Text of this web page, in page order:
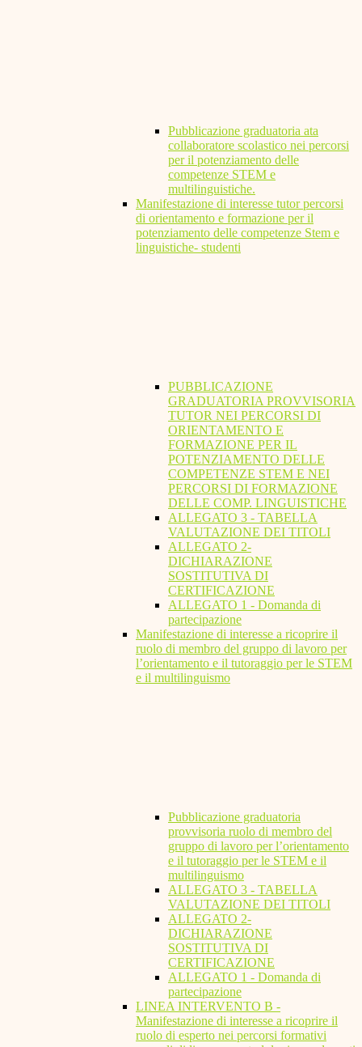
Pubblicazione graduatoria ata
collaboratore scolastico nei percorsi
per il potenziamento delle
competenze STEM e
multilinguistiche.
Manifestazione di interesse tutor percorsi
di orientamento e formazione per il
potenziamento delle competenze Stem e
linguistiche- studenti
PUBBLICAZIONE
GRADUATORIA PROVVISORIA
TUTOR NEI PERCORSI DI
ORIENTAMENTO E
FORMAZIONE PER IL
POTENZIAMENTO DELLE
COMPETENZE STEM E NEI
PERCORSI DI FORMAZIONE
DELLE COMP. LINGUISTICHE
ALLEGATO 3 - TABELLA
VALUTAZIONE DEI TITOLI
ALLEGATO 2-
DICHIARAZIONE
SOSTITUTIVA DI
CERTIFICAZIONE
ALLEGATO 1 - Domanda di
partecipazione
Manifestazione di interesse a ricoprire il
ruolo di membro del gruppo di lavoro per
l’orientamento e il tutoraggio per le STEM
e il multilinguismo
Pubblicazione graduatoria
provvisoria ruolo di membro del
gruppo di lavoro per l’orientamento
e il tutoraggio per le STEM e il
multilinguismo
ALLEGATO 3 - TABELLA
VALUTAZIONE DEI TITOLI
ALLEGATO 2-
DICHIARAZIONE
SOSTITUTIVA DI
CERTIFICAZIONE
ALLEGATO 1 - Domanda di
partecipazione
LINEA INTERVENTO B -
Manifestazione di interesse a ricoprire il
ruolo di esperto nei percorsi formativi